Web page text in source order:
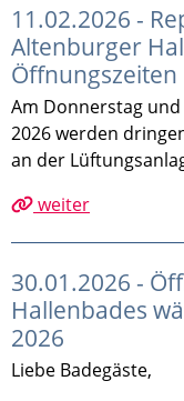
11.02.2026 -
Altenburger
Öffnungszeiten
Am Donnerstag
2026 werden
an der
weiter
30.01.2026 -
Hallenbades
2026
Liebe Badegäste,